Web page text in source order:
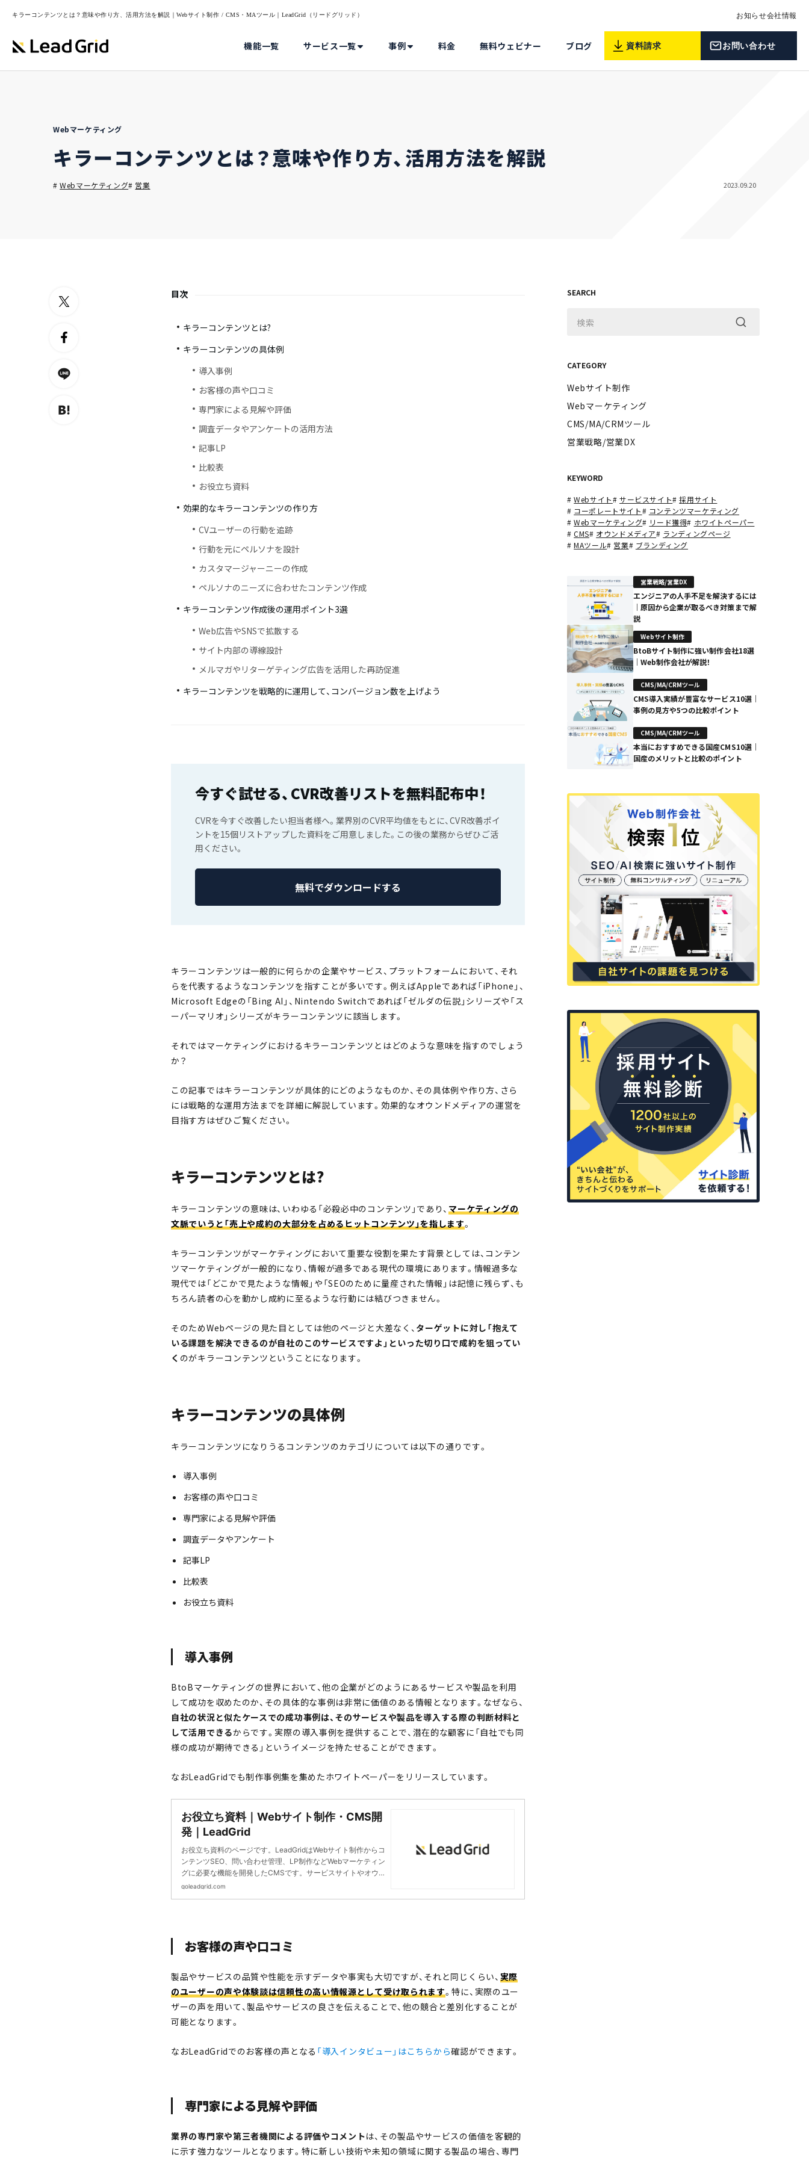
キラーコンテンツとは？意味や作り方、活用方法を解説｜Webサイト制作 / CMS・MAツール｜LeadGrid（リードグリッド） お知らせ会社情報
機能一覧 サービス一覧 事例 料金 無料ウェビナー ブログ 資料請求 お問い合わせ
Webマーケティング
キラーコンテンツとは？意味や作り方、活用方法を解説
#Webマーケティング# 営業 2023.09.20
目次
キラーコンテンツとは?
キラーコンテンツの具体例
導入事例
お客様の声や口コミ
専門家による見解や評価
調査データやアンケートの活用方法
記事LP
比較表
お役立ち資料
効果的なキラーコンテンツの作り方
CVユーザーの行動を追跡
行動を元にペルソナを設計
カスタマージャーニーの作成
ペルソナのニーズに合わせたコンテンツ作成
キラーコンテンツ作成後の運用ポイント3選
Web広告やSNSで拡散する
サイト内部の導線設計
メルマガやリターゲティング広告を活用した再訪促進
キラーコンテンツを戦略的に運用して、コンバージョン数を上げよう
今すぐ試せる、CVR改善リストを無料配布中！
CVRを今すぐ改善したい担当者様へ。業界別のCVR平均値をもとに、CVR改善ポイ
ントを15個リストアップした資料をご用意しました。この後の業務からぜひご活
用ください。
無料でダウンロードする
キラーコンテンツは一般的に何らかの企業やサービス、プラットフォームにおいて、それ
らを代表するようなコンテンツを指すことが多いです。例えばAppleであれば「iPhone」、
Microsoft Edgeの「Bing AI」、Nintendo Switchであれば「ゼルダの伝説」シリーズや「ス
ーパーマリオ」シリーズがキラーコンテンツに該当します。
それではマーケティングにおけるキラーコンテンツとはどのような意味を指すのでしょう
か？
この記事ではキラーコンテンツが具体的にどのようなものか、その具体例や作り方、さら
には戦略的な運用方法までを詳細に解説しています。効果的なオウンドメディアの運営を
目指す方はぜひご覧ください。
キラーコンテンツとは?
キラーコンテンツの意味は、いわゆる「必殺必中のコンテンツ」であり、マーケティングの
文脈でいうと「売上や成約の大部分を占めるヒットコンテンツ」を指します。
キラーコンテンツがマーケティングにおいて重要な役割を果たす背景としては、コンテン
ツマーケティングが一般的になり、情報が過多である現代の環境にあります。情報過多な
現代では「どこかで見たような情報」や「SEOのために量産された情報」は記憶に残らず、も
ちろん読者の心を動かし成約に至るような行動には結びつきません。
そのためWebページの見た目としては他のページと大差なく、 ターゲットに対し「抱えて
いる課題を解決できるのが自社のこのサービスですよ」といった切り口で成約を狙ってい
く のがキラーコンテンツということになります。
キラーコンテンツの具体例
キラーコンテンツになりうるコンテンツのカテゴリについては以下の通りです。
導入事例
お客様の声や口コミ
専門家による見解や評価
調査データやアンケート
記事LP
比較表
お役立ち資料
導入事例
BtoBマーケティングの世界において、他の企業がどのようにあるサービスや製品を利用
して成功を収めたのか、その具体的な事例は非常に価値のある情報となります。なぜなら、
自社の状況と似たケースでの成功事例は、そのサービスや製品を導入する際の判断材料と
して活用できるからです。実際の導入事例を提供することで、潜在的な顧客に「自社でも同
様の成功が期待できる」というイメージを持たせることができます。
なおLeadGridでも制作事例集を集めたホワイトペーパーをリリースしています。
お役立ち資料｜Webサイト制作・CMS開
発｜LeadGrid
お役立ち資料のページです。LeadGridはWebサイト制作からコ
ンテンツSEO、問い合わせ管理、LP制作などWebマーケティン
グに必要な機能を開発したCMSです。サービスサイトやオウ
ンドメディアなど見込顧客獲得に貢献できるWebサイト制作を
goleadgrid.com
お客様の声や口コミ
製品やサービスの品質や性能を示すデータや事実も大切ですが、それと同じくらい、 実際
のユーザーの声や体験談は信頼性の高い情報源として受け取られます。特に、実際のユー
ザーの声を用いて、製品やサービスの良さを伝えることで、他の競合と差別化することが
可能となります。
なおLeadGridでのお客様の声となる 「導入インタビュー」はこちらから確認ができます。
専門家による見解や評価
業界の専門家や第三者機関による評価やコメントは、その製品やサービスの価値を客観的
に示す強力なツールとなります。特に新しい技術や未知の領域に関する製品の場合、専門
SEARCH
CATEGORY
Webサイト制作
Webマーケティング
CMS/MA/CRMツール
営業戦略/営業DX
KEYWORD
#Webサイト#サービスサイト#採用サイト
# コーポレートサイト# コンテンツマーケティング
#Webマーケティング# リード獲得# ホワイトペーパー
#CMS# オウンドメディア# ランディングページ
#MAツール# 営業# ブランディング
営業戦略/営業DX
エンジニアの人手不足を解決するには
｜原因から企業が取るべき対策まで解
説
Webサイト制作
BtoBサイト制作に強い制作会社18選
｜Web制作会社が解説！
CMS/MA/CRMツール
CMS導入実績が豊富なサービス10選｜
事例の見方や5つの比較ポイント
CMS/MA/CRMツール
本当におすすめできる国産CMS10選｜
国産のメリットと比較のポイント